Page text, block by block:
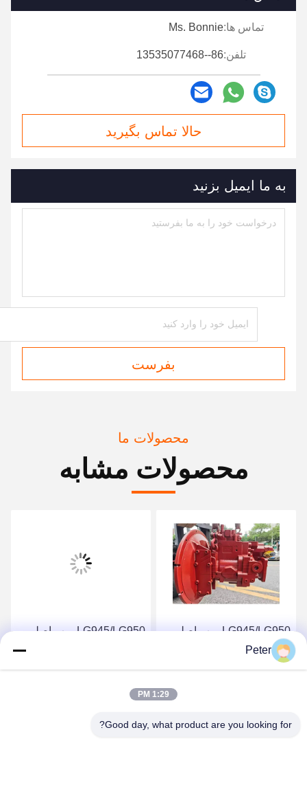
تماس ها:Ms. Bonnie
تلفن:86--13535077468
حالا تماس بگیرید
به ما ایمیل بزنید
بفرست
محصولات ما
محصولات مشابه
LG945/LG950 پمپ اصلی
K5V200DPH-9N84
LG945/LG950 پمپ اصلی
9C22-14T
Peter
1:29 PM
Good day, what product are you looking for?